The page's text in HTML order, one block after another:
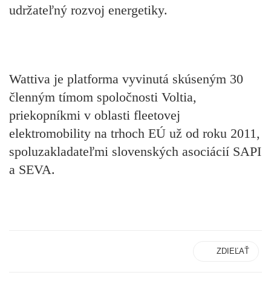
udržateľný rozvoj energetiky.
Wattiva je platforma vyvinutá skúseným 30
členným tímom spoločnosti Voltia,
priekopníkmi v oblasti fleetovej
elektromobility na trhoch EÚ už od roku 2011,
spoluzakladateľmi slovenských asociácií SAPI
a SEVA.
ZDIEĽAŤ